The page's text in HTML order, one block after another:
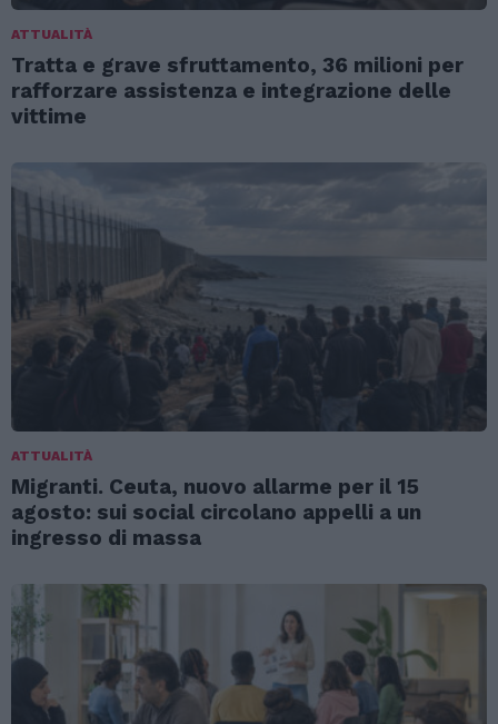
ATTUALITÀ
Tratta e grave sfruttamento, 36 milioni per
rafforzare assistenza e integrazione delle
vittime
ATTUALITÀ
Migranti. Ceuta, nuovo allarme per il 15
agosto: sui social circolano appelli a un
ingresso di massa